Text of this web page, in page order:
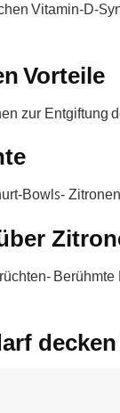
Vitamin-D-
Vorteile
zur Entgiftung
Bowlꜱ-